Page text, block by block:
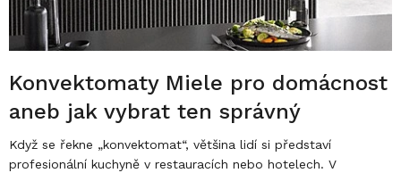
ů
Konvektomaty Miele pro domácnost
aneb jak vybrat ten správný
Když se řekne „konvektomat“, většina lidí si představí
profesionální kuchyně v restauracích nebo hotelech. V